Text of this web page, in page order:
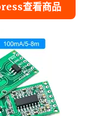
查看商品